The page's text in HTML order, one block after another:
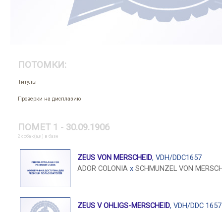
ПОТОМКИ:
Титулы
Проверки на дисплазию
ПОМЕТ 1 - 30.09.1906
2 собак(а,и) в базе
ZEUS VON MERSCHEID, VDH/DDC1657
ADOR COLONIA x SCHMUNZEL VON
ZEUS V OHLIGS-MERSCHEID, VDH/DDC 1657